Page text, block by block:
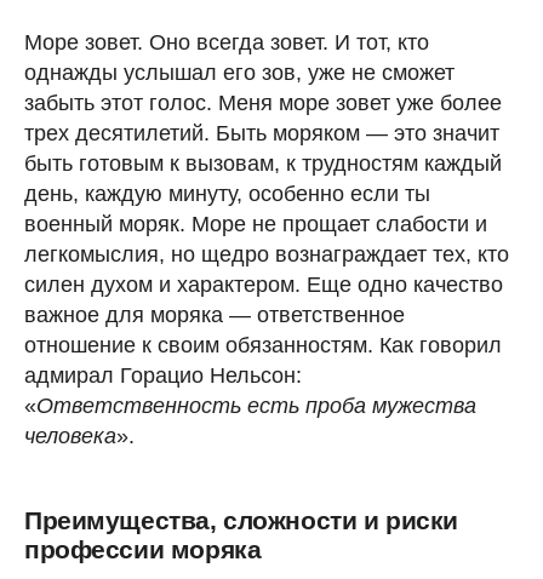
Море зовет. Оно всегда зовет. И тот, кто
однажды услышал его зов, уже не сможет
забыть этот голос. Меня море зовет уже более
трех десятилетий. Быть моряком — это значит
быть готовым к вызовам, к трудностям каждый
день, каждую минуту, особенно если ты
военный моряк. Море не прощает слабости и
легкомыслия, но щедро вознаграждает тех, кто
силен духом и характером. Еще одно качество
важное для моряка — ответственное
отношение к своим обязанностям. Как говорил
адмирал Горацио Нельсон:
«Ответственность есть проба мужества
человека».
Преимущества, сложности и риски
профессии моряка